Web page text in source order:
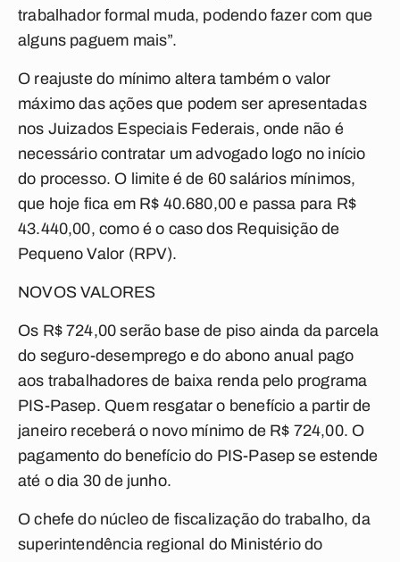
trabalhador formal muda, podendo fazer com que
alguns paguem mais”.
O reajuste do mínimo altera também o valor
máximo das ações que podem ser apresentadas
nos Juizados Especiais Federais, onde não é
necessário contratar um advogado logo no início
do processo. O limite é de 60 salários mínimos,
que hoje fica em R$ 40.680,00 e passa para R$
43.440,00, como é o caso dos Requisição de
Pequeno Valor (RPV).
NOVOS VALORES
Os R$ 724,00 serão base de piso ainda da parcela
do seguro-desemprego e do abono anual pago
aos trabalhadores de baixa renda pelo programa
PIS-Pasep. Quem resgatar o benefício a partir de
janeiro receberá o novo mínimo de R$ 724,00. O
pagamento do benefício do PIS-Pasep se estende
até o dia 30 de junho.
O chefe do núcleo de fiscalização do trabalho, da
superintendência regional do Ministério do